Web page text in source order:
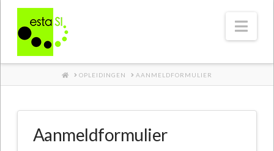
HOME
OPLEIDINGEN AANMELDFORMULIER
Aanmeldformulier